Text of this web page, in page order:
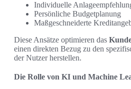
Individuelle
Persönliche Budgetplanung
Maßgeschneiderte
Diese Ansätze optimieren das
einen direkten Bezug zu den
der Nutzer herstellen.
Die Rolle von KI und Machine